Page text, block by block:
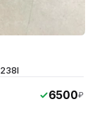
6500₽